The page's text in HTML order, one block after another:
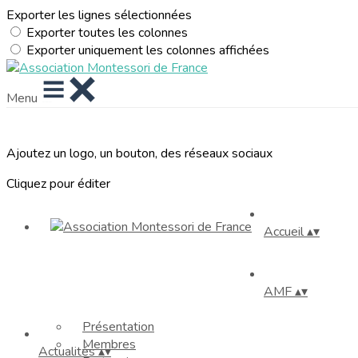
Exporter les lignes sélectionnées
Exporter toutes les colonnes
Exporter uniquement les colonnes affichées
Menu
Ajoutez un logo, un bouton, des réseaux sociaux
Cliquez pour éditer
Accueil▴▾
AMF▴▾
Présentation
Membres
Actualités▴▾